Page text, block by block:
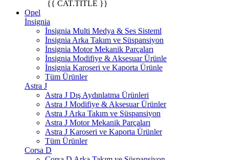
{{ CAT.TITLE }}
Opel
İnsignia
İnsignia Multi Medya & Ses Sisteml
İnsignia Arka Takım ve Süspansiyon
İnsignia Motor Mekanik Parçaları
İnsignia Modifiye & Aksesuar Ürünle
İnsignia Karoseri ve Kaporta Ürünle
Tüm Ürünler
Astra J
Astra J Dış Aydınlatma Ürünleri
Astra J Modifiye & Aksesuar Ürünler
Astra J Arka Takım ve Süspansiyon
Astra J Motor Mekanik Parçaları
Astra J Karoseri ve Kaporta Ürünler
Tüm Ürünler
Corsa D